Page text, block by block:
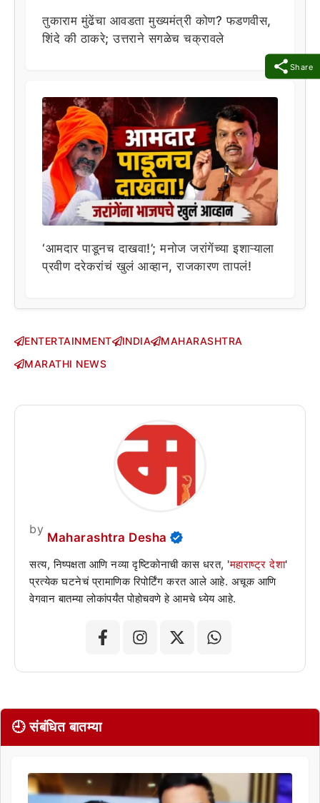
Share
तुकाराम मुंढेंचा आवडता मुख्यमंत्री कोण? फडणवीस,
शिंदे की ठाकरे; उत्तराने सगळेच चक्रावले
‘आमदार पाडूनच दाखवा!’; मनोज जरांगेंच्या इशाऱ्याला
प्रवीण दरेकरांचं खुलं आव्हान, राजकारण तापलं!
ENTERTAINMENT INDIA
MAHARASHTRA
MARATHI NEWS
by
Maharashtra Desha
सत्य, निष्पक्षता आणि नव्या दृष्टिकोनाची कास धरत, 'महाराष्ट्र देशा'
प्रत्येक घटनेचं प्रामाणिक रिपोर्टिंग करत आले आहे. अचूक आणि
वेगवान बातम्या लोकांपर्यंत पोहोचवणे हे आमचे ध्येय आहे.
🕘 संबंधित बातम्या